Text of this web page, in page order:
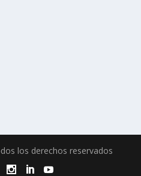
los derechos reservados